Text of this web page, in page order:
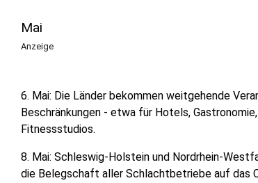
Mai
Anzeige
6. Mai: Die Länder bekommen weitgehende
Beschränkungen - etwa für Hotels,
Fitnessstudios.
8. Mai: Schleswig-Holstein und Nordrhein-
die Belegschaft aller Schlachtbetriebe auf das